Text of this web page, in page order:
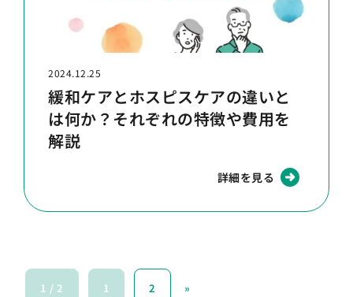
2024.12.25
緩和ケアとホスピスケアの違いと
は何か？それぞれの特徴や費用を
解説
詳細を見る
1 / 2 1 2 »